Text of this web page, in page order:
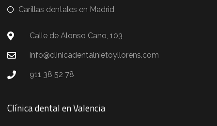
Carillas dentales en Madrid
Calle de Alonso Cano, 103
info@clinicadentalnietoyllorens.com
911 38 52 78
Clínica dental en Valencia